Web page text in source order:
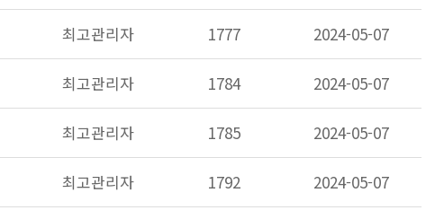
최고관리자 1777 2024-05-07
최고관리자 1784 2024-05-07
최고관리자 1785 2024-05-07
최고관리자 1792 2024-05-07